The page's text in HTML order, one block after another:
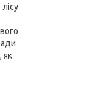
як